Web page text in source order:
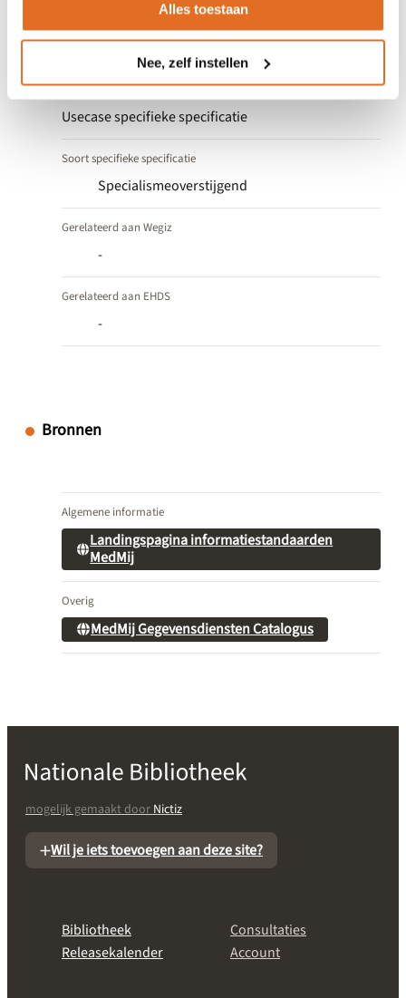
Alles toestaan
Nee, zelf instellen
Indeling
Usecase specifieke specificatie
Soort specifieke specificatie
Specialismeoverstijgend
Gerelateerd aan Wegiz
-
Gerelateerd aan EHDS
-
Bronnen
Algemene informatie
Landingspagina informatiestandaarden
MedMij
Overig
MedMij Gegevensdiensten Catalogus
mogelijk gemaakt doorNictiz
Wil je iets toevoegen aan deze site?
Bibliotheek
Releasekalender
Consultaties
Account